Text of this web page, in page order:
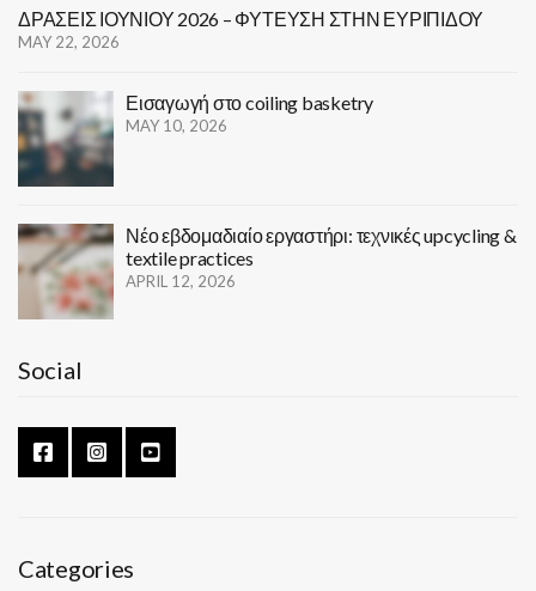
ΔΡΑΣΕΙΣ ΙΟΥΝΙΟΥ 2026 – ΦΥΤΕΥΣΗ ΣΤΗΝ ΕΥΡΙΠΙΔΟΥ
MAY 22, 2026
Εισαγωγή στο coiling basketry
MAY 10, 2026
Νέο εβδομαδιαίο εργαστήρι: τεχνικές upcycling &
textile practices
APRIL 12, 2026
Social
Categories